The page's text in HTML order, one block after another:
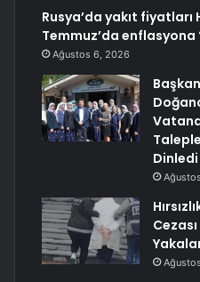
Rusya’da yakıt fiyatları
Temmuz’da enflasyona
Ağustos 6, 2026
Dinledi